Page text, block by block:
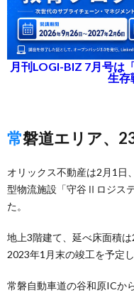
月刊LOGI-BIZ 7月号は
生存
常磐道エリア、
オリックス不動産は2月1日
型物流施設「守谷Ⅱロジス
た。
地上3階建て、延べ床面積
2023年1月末の竣工を予定し
常磐自動車道の谷和原ICか